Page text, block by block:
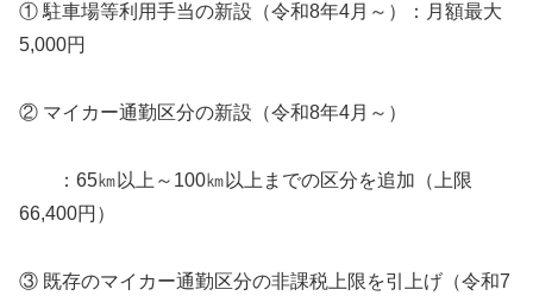
① 駐車場等利用手当の新設（令和8年4月～）：月額最大
5,000円
② マイカー通勤区分の新設（令和8年4月～）
：65㎞以上～100㎞以上までの区分を追加（上限
66,400円）
③ 既存のマイカー通勤区分の非課税上限を引上げ（令和7